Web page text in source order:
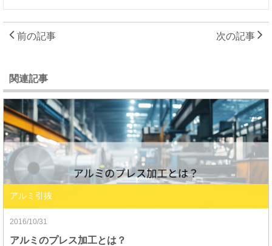
前の記事 次の記事
関連記事
アルミ引抜
2016/10/31
アルミのプレス加工とは？